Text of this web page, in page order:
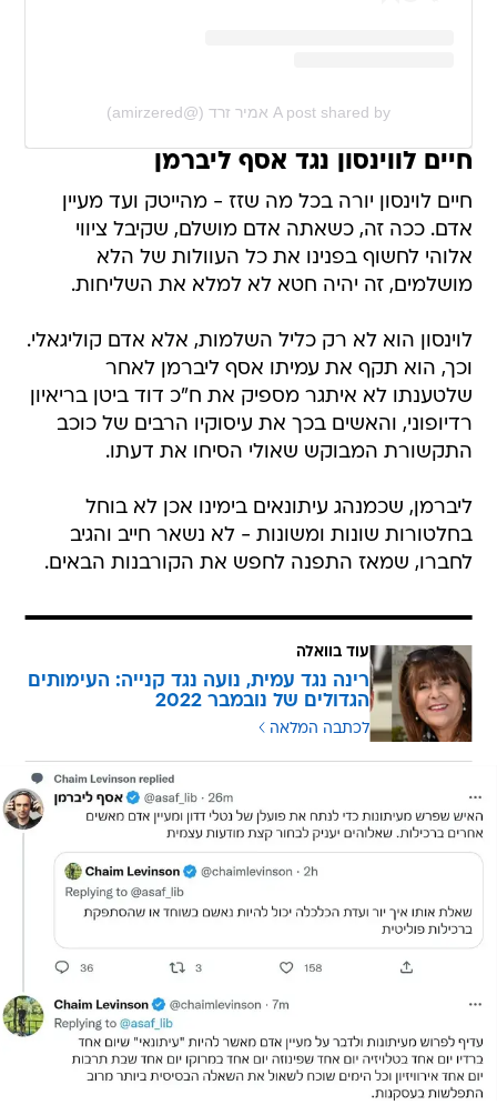
A post shared by אמיר זרד (@amirzered)
חיים לווינסון נגד אסף ליברמן
חיים לוינסון יורה בכל מה שזז - מהייטק ועד מעיין
אדם. ככה זה, כשאתה אדם מושלם, שקיבל ציווי
אלוהי לחשוף בפנינו את כל העוולות של הלא
מושלמים, זה יהיה חטא לא למלא את השליחות.
לוינסון הוא לא רק כליל השלמות, אלא אדם קוליגאלי.
וכך, הוא תקף את עמיתו אסף ליברמן לאחר
שלטענתו לא איתגר מספיק את ח"כ דוד ביטן בריאיון
רדיופוני, והאשים בכך את עיסוקיו הרבים של כוכב
התקשורת המבוקש שאולי הסיחו את דעתו.
ליברמן, שכמנהג עיתונאים בימינו אכן לא בוחל
בחלטורות שונות ומשונות - לא נשאר חייב והגיב
לחברו, שמאז התפנה לחפש את הקורבנות הבאים.
עוד בוואלה
רינה נגד עמית, נועה נגד קנייה: העימותים
הגדולים של נובמבר 2022
לכתבה המלאה